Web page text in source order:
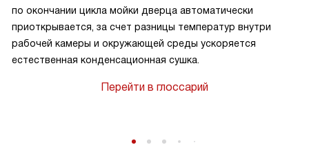
по окончании цикла мойки дверца автоматически
приоткрывается, за счет разницы температур внутри
рабочей камеры и окружающей среды ускоряется
естественная конденсационная сушка.
Перейти в глоссарий